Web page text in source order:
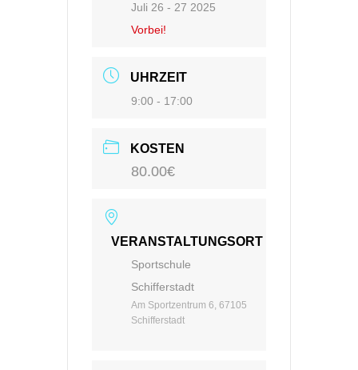
Juli 26 - 27 2025
Vorbei!
UHRZEIT
9:00 - 17:00
KOSTEN
80.00€
VERANSTALTUNGSORT
Sportschule
Schifferstadt
Am Sportzentrum 6, 67105
Schifferstadt